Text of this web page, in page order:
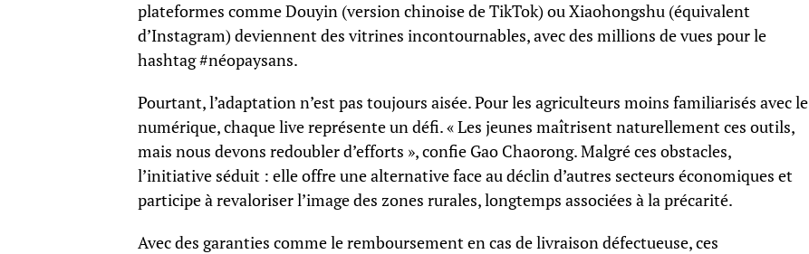
plateformes comme Douyin (version chinoise de TikTok) ou Xiaohongshu (équivalent
d’Instagram) deviennent des vitrines incontournables, avec des millions de vues pour le
hashtag #néopaysans.
Pourtant, l’adaptation n’est pas toujours aisée. Pour les agriculteurs moins familiarisés avec le
numérique, chaque live représente un défi. « Les jeunes maîtrisent naturellement ces outils,
mais nous devons redoubler d’efforts », confie Gao Chaorong. Malgré ces obstacles,
l’initiative séduit : elle offre une alternative face au déclin d’autres secteurs économiques et
participe à revaloriser l’image des zones rurales, longtemps associées à la précarité.
Avec des garanties comme le remboursement en cas de livraison défectueuse, ces